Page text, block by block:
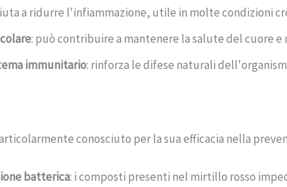
a ridurre l'infiammazione, utile in molte condizioni
: può contribuire a mantenere la salute del cuore e
immunitario: rinforza le difese naturali
conosciuto per la sua efficacia nella
batterica: i composti presenti nel mirtillo rosso